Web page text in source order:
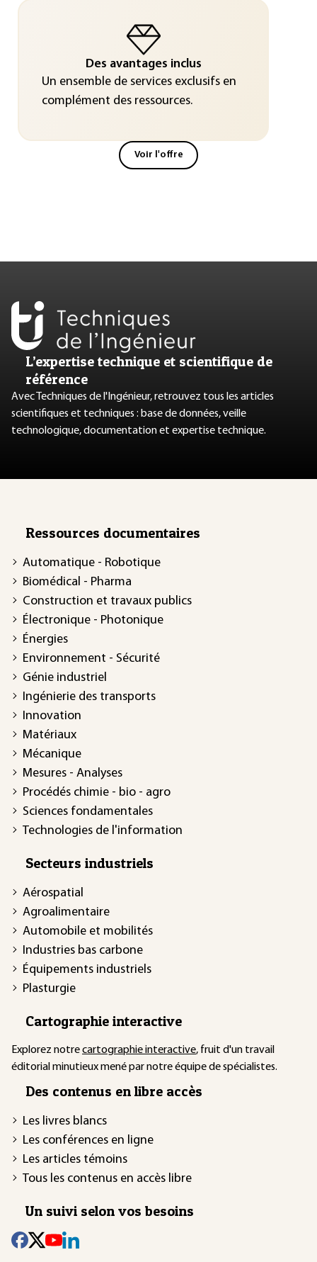
Des avantages inclus
Un ensemble de services exclusifs en
complément des ressources.
Voir l'offre
L’expertise technique et scientifique de
référence
Avec Techniques de l'Ingénieur, retrouvez tous les articles
scientifiques et techniques : base de données, veille
technologique, documentation et expertise technique.
Ressources documentaires
Automatique - Robotique
Biomédical - Pharma
Construction et travaux publics
Électronique - Photonique
Énergies
Environnement - Sécurité
Génie industriel
Ingénierie des transports
Innovation
Matériaux
Mécanique
Mesures - Analyses
Procédés chimie - bio - agro
Sciences fondamentales
Technologies de l'information
Secteurs industriels
Aérospatial
Agroalimentaire
Automobile et mobilités
Industries bas carbone
Équipements industriels
Plasturgie
Cartographie interactive
Explorez notrecartographie interactive, fruit d'un travail
éditorial minutieux mené par notre équipe de spécialistes.
Des contenus en libre accès
Les livres blancs
Les conférences en ligne
Les articles témoins
Tous les contenus en accès libre
Un suivi selon vos besoins